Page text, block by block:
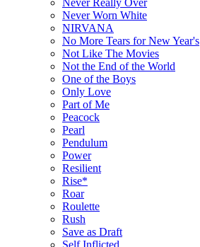
Never Worn White
NIRVANA
No More Tears for New Year's
Not Like The Movies
Not the End of the World
One of the Boys
Only Love
Part of Me
Peacock
Pearl
Pendulum
Power
Resilient
Rise*
Roar
Roulette
Rush
Save as Draft
Self Inflicted